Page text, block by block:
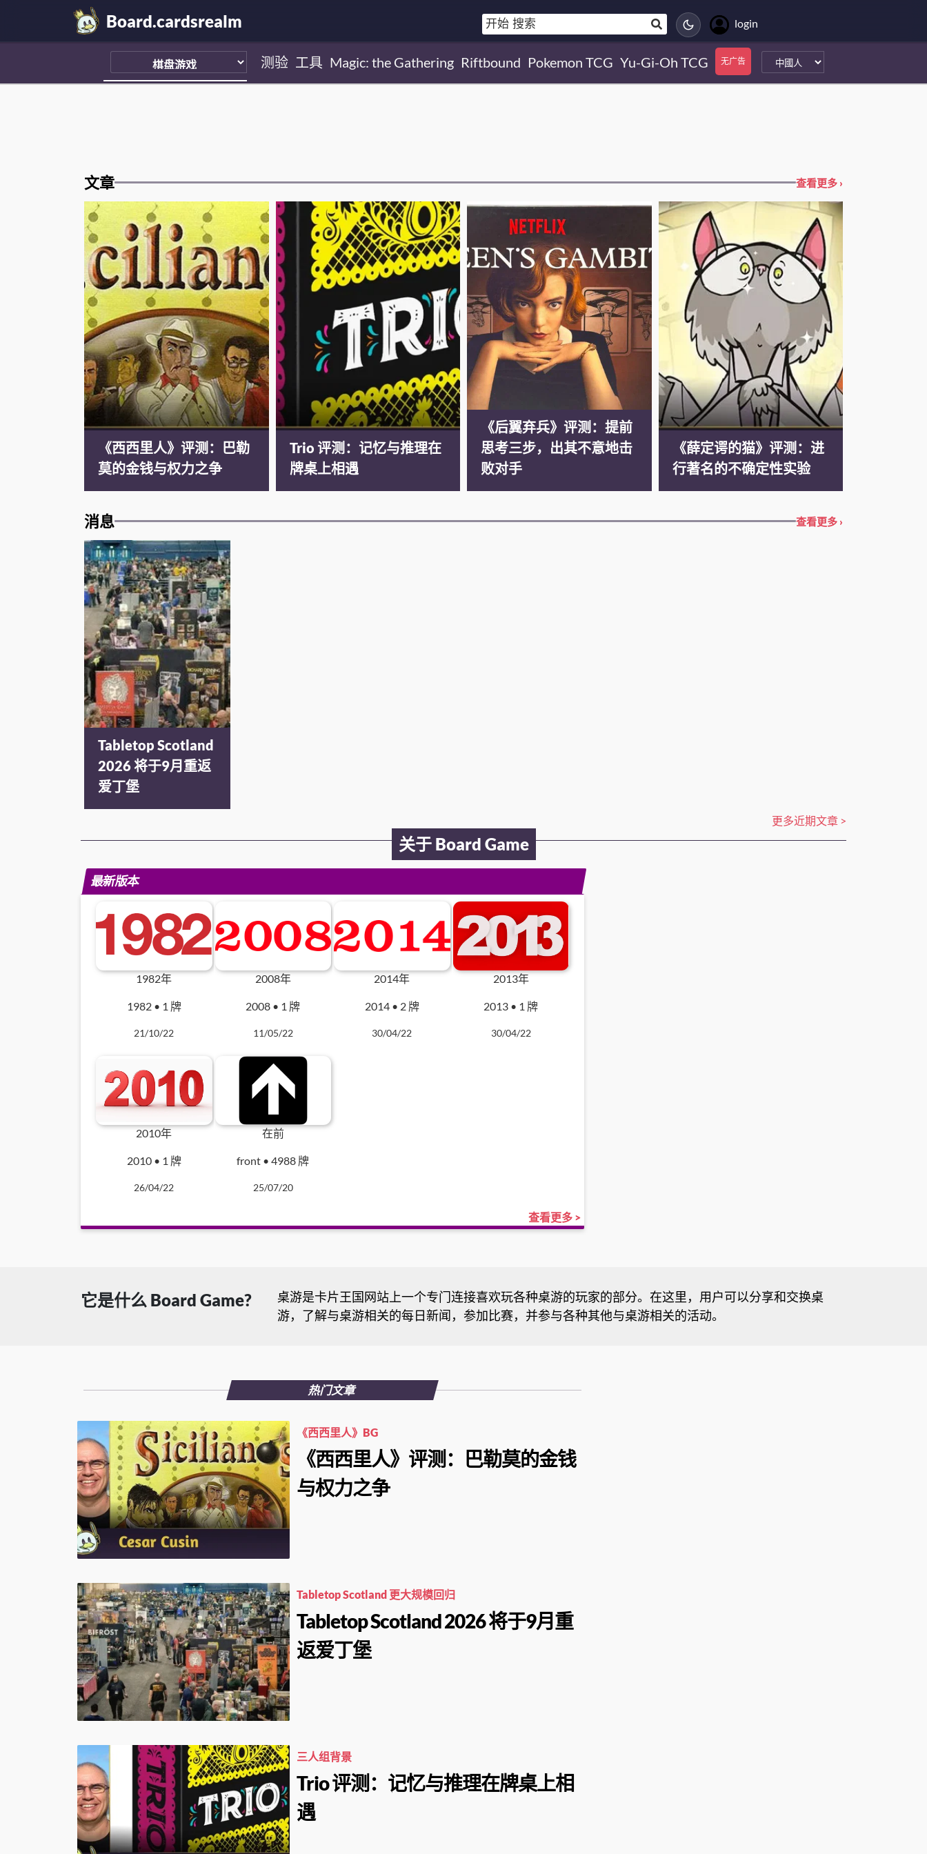
Board.cardsrealm login
测验 工具 Magic: the Gathering Riftbound Pokemon TCG Yu-Gi-Oh TCG 无广告
文章 查看更多 ›
《西西里人》评测：巴勒
莫的金钱与权力之争
Trio 评测：记忆与推理在
牌桌上相遇
《后翼弃兵》评测：提前
思考三步，出其不意地击
败对手
《薛定谔的猫》评测：进
行著名的不确定性实验
消息 查看更多 ›
Tabletop Scotland
2026 将于9月重返
爱丁堡
更多近期文章 >
关于 Board Game
最新版本
1982年
1982 • 1 牌
21/10/22
2008年
2008 • 1 牌
11/05/22
2014年
2014 • 2 牌
30/04/22
2013年
2013 • 1 牌
30/04/22
2010年
2010 • 1 牌
26/04/22
在前
front • 4988 牌
25/07/20
查看更多 >
它是什么 Board Game?
桌游是卡片王国网站上一个专门连接喜欢玩各种桌游的玩家的部分。在这里，用户可以分享和交换桌
游，了解与桌游相关的每日新闻，参加比赛，并参与各种其他与桌游相关的活动。
热门文章
《西西里人》BG
《西西里人》评测：巴勒莫的金钱
与权力之争
Tabletop Scotland 更大规模回归
Tabletop Scotland 2026 将于9月重
返爱丁堡
三人组背景
Trio 评测：记忆与推理在牌桌上相
遇